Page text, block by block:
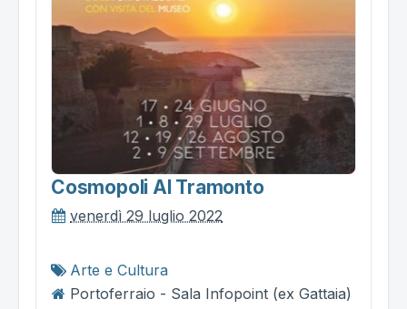
Cosmopoli Al Tramonto
venerdì 29 luglio 2022
Arte e Cultura
Portoferraio - Sala Infopoint (ex Gattaia)